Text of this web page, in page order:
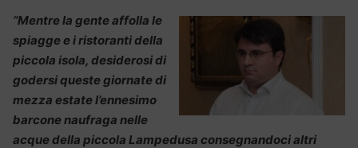
“Mentre la gente affolla le
spiagge e i ristoranti della
piccola isola, desiderosi di
godersi queste giornate di
mezza estate l’ennesimo
barcone naufraga nelle
acque della piccola Lampedusa consegnandoci altri